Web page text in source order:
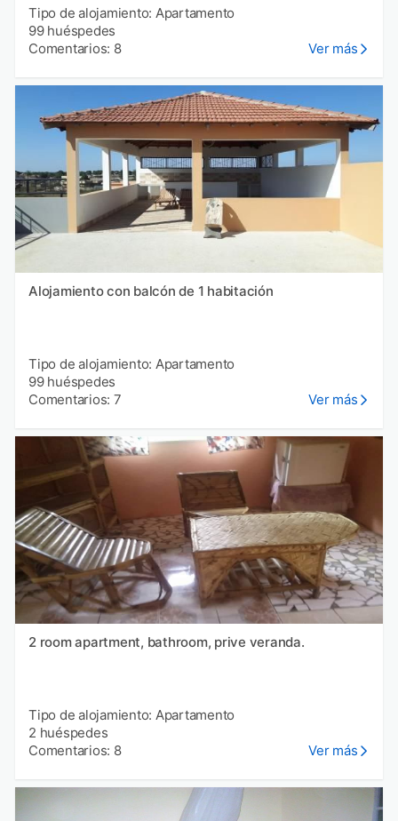
Tipo de alojamiento: Apartamento
99 huéspedes
Comentarios: 8
Ver más
Alojamiento con balcón de 1 habitación
Tipo de alojamiento: Apartamento
99 huéspedes
Comentarios: 7
Ver más
2 room apartment, bathroom, prive veranda.
Tipo de alojamiento: Apartamento
2 huéspedes
Comentarios: 8
Ver más